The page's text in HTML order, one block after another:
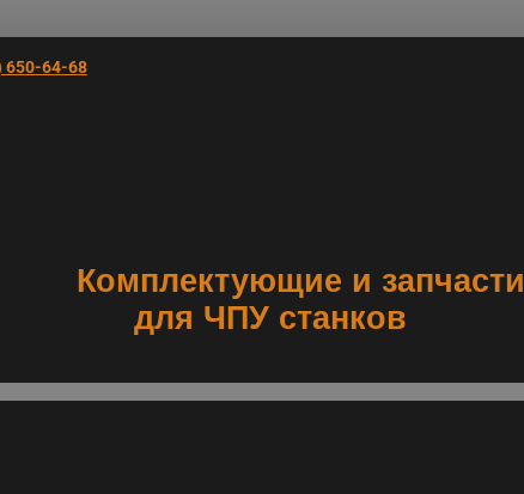
650-64-68
Комплектующие и запчасти
для ЧПУ станков